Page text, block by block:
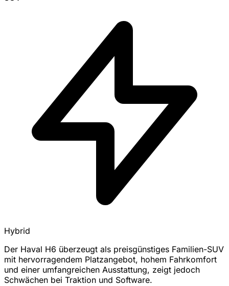
Hybrid
Der Haval H6 überzeugt als preisgünstiges Familien-SUV
mit hervorragendem Platzangebot, hohem Fahrkomfort
und einer umfangreichen Ausstattung, zeigt jedoch
Schwächen bei Traktion und Software.